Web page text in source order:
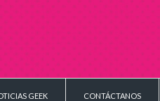
GEEK CONTÁCTANOS